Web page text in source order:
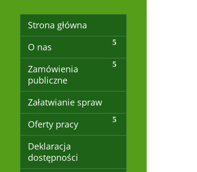
Strona główna
O nas
Zamówienia
publiczne
Załatwianie spraw
Oferty pracy
Deklaracja
dostępności